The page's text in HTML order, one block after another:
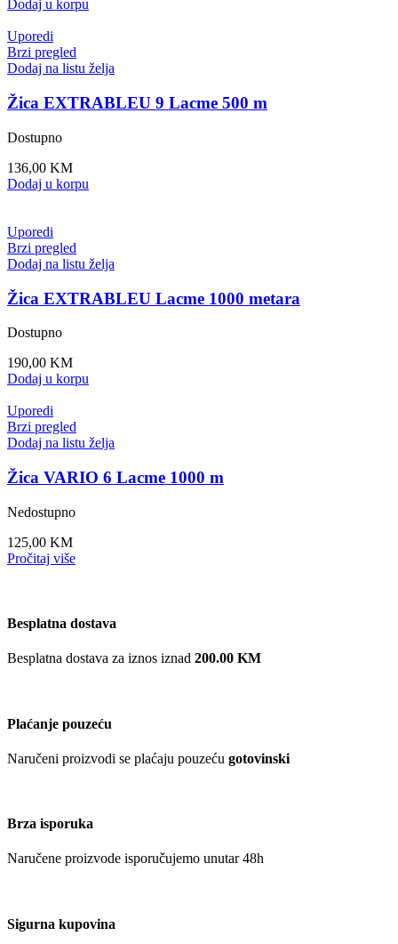
Dodaj u korpu
Uporedi
Brzi pregled
Dodaj na listu želja
Žica EXTRABLEU 9 Lacme 500 m
Dostupno
136,00 KM
Dodaj u korpu
Uporedi
Brzi pregled
Dodaj na listu želja
Žica EXTRABLEU Lacme 1000 metara
Dostupno
190,00 KM
Dodaj u korpu
Uporedi
Brzi pregled
Dodaj na listu želja
Žica VARIO 6 Lacme 1000 m
Nedostupno
125,00 KM
Pročitaj više
Besplatna dostava
Besplatna dostava za iznos iznad 200.00 KM
Plaćanje pouzeću
Naručeni proizvodi se plaćaju pouzeću gotovinski
Brza isporuka
Naručene proizvode isporučujemo unutar 48h
Sigurna kupovina